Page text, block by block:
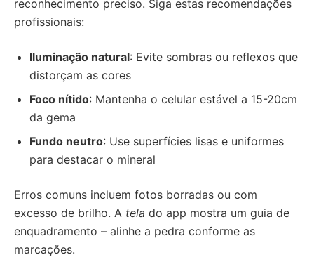
reconhecimento preciso. Siga estas recomendações
profissionais:
Iluminação natural: Evite sombras ou reflexos que
distorçam as cores
Foco nítido: Mantenha o celular estável a 15-20cm
da gema
Fundo neutro: Use superfícies lisas e uniformes
para destacar o mineral
Erros comuns incluem fotos borradas ou com
excesso de brilho. A tela do app mostra um guia de
enquadramento – alinhe a pedra conforme as
marcações.